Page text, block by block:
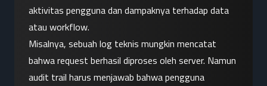
aktivitas pengguna dan dampaknya terhadap data
atau workflow.
Misalnya, sebuah log teknis mungkin mencatat
bahwa request berhasil diproses oleh server. Namun
audit trail harus menjawab bahwa pengguna